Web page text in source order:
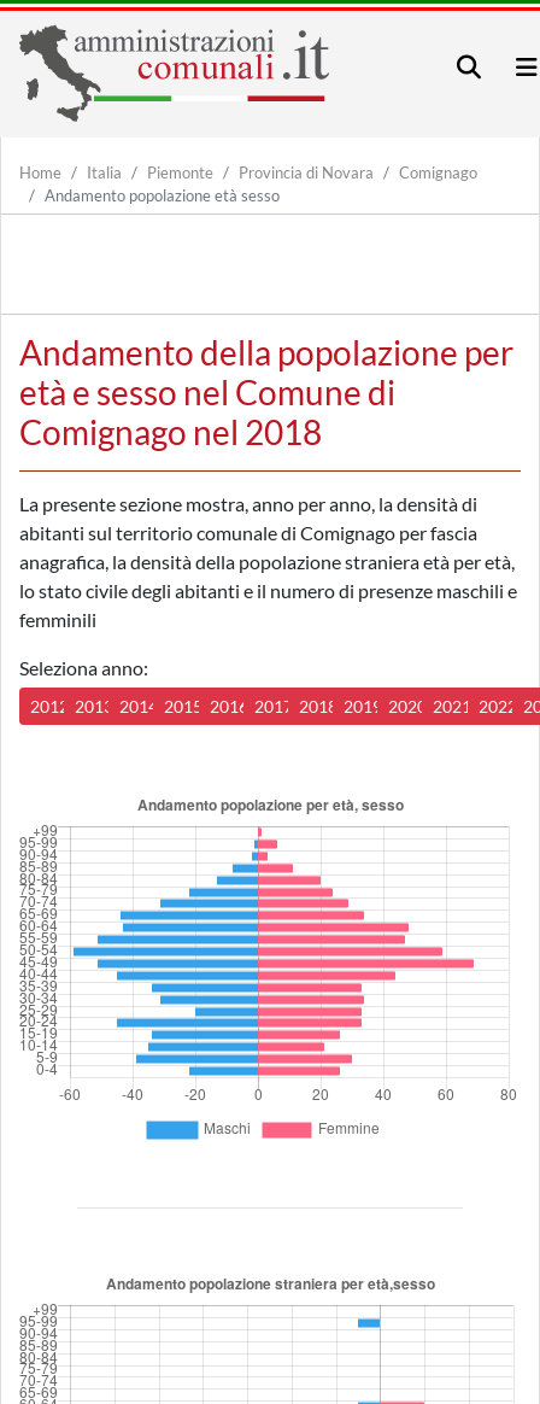
Home Italia Piemonte Provincia di Novara
Comignago
Andamento popolazione età sesso
Andamento della popolazione per
età e sesso nel Comune di
Comignago nel 2018
La presente sezione mostra, anno per anno, la densità di
abitanti sul territorio comunale di Comignago per fascia
anagrafica, la densità della popolazione straniera età per età,
lo stato civile degli abitanti e il numero di presenze maschili e
femminili
Seleziona anno:
2012 2013 2014 2015 2016 2017 2018 2019 2020 2021 2022